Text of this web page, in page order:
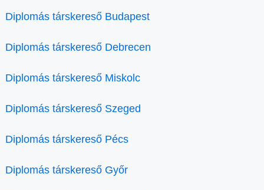
Diplomás társkereső Budapest
Diplomás társkereső Debrecen
Diplomás társkereső Miskolc
Diplomás társkereső Szeged
Diplomás társkereső Pécs
Diplomás társkereső Győr